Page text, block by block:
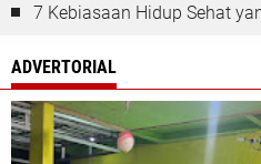
7 Kebiasaan Hidup Sehat
ADVERTORIAL